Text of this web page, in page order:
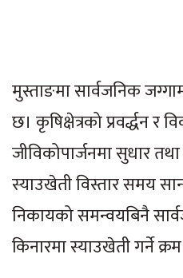
मुस्ताङमा सार्वजनिक
छ। कृषिक्षेत्रको प्रवर्द्धन र
जीविकोपार्जनमा सुधार
स्याउखेती विस्तार समय
निकायको समन्वयबिनै
किनारमा स्याउखेती गर्ने